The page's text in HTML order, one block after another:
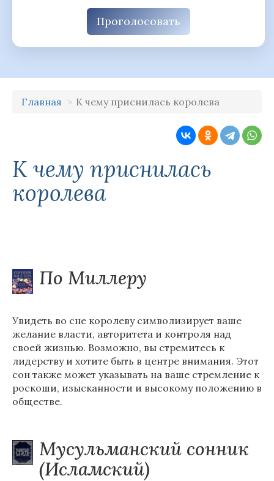
Проголосовать
Главная К чему приснилась королева
К чему приснилась
королева
По Миллеру
Увидеть во сне королеву символизирует ваше
желание власти, авторитета и контроля над
своей жизнью. Возможно, вы стремитесь к
лидерству и хотите быть в центре внимания. Этот
сон также может указывать на ваше стремление к
роскоши, изысканности и высокому положению в
обществе.
Мусульманский сонник
(Исламский)